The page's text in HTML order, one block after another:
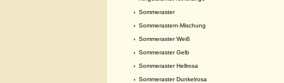
› Sommeraster
› Sommerastern-Mischung
› Sommeraster Weiß
› Sommeraster Gelb
› Sommeraster Hellrosa
› Sommeraster Dunkelrosa